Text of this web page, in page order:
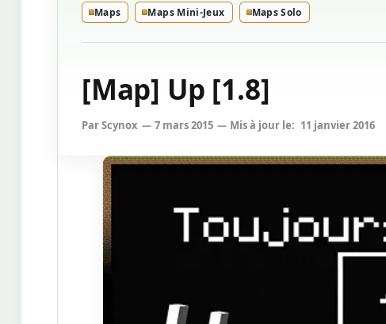
Maps Maps Mini-Jeux Maps Solo
[Map] Up [1.8]
ParScynox 7 mars 2015 Mis à jour le: 11 janvier 2016